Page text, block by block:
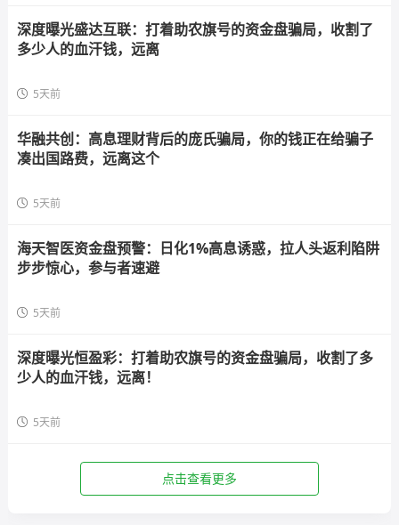
深度曝光盛达互联：打着助农旗号的资金盘骗局，收割了
多少人的血汗钱，远离
5天前
华融共创：高息理财背后的庞氏骗局，你的钱正在给骗子
凑出国路费，远离这个
5天前
海天智医资金盘预警：日化1%高息诱惑，拉人头返利陷阱
步步惊心，参与者速避
5天前
深度曝光恒盈彩：打着助农旗号的资金盘骗局，收割了多
少人的血汗钱，远离！
5天前
点击查看更多